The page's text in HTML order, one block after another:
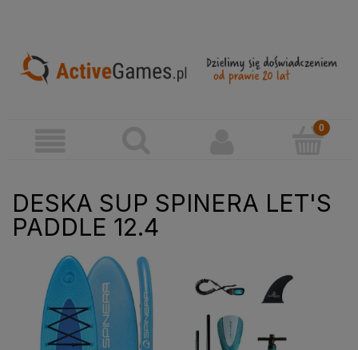
DESKA SUP SPINERA LET'S
PADDLE 12.4